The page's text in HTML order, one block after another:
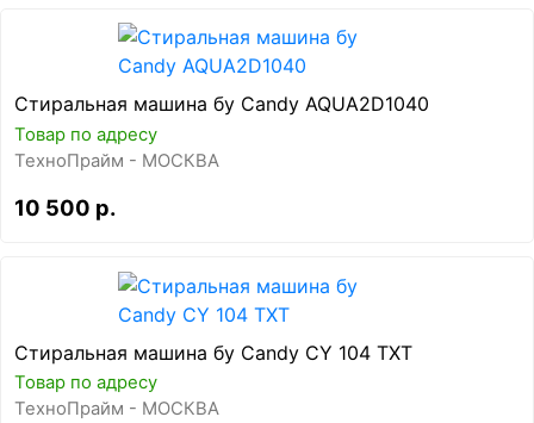
Стиральная машина бу Candy AQUA2D1040
Товар по адресу
ТехноПрайм - МОСКВА
10 500 р.
Стиральная машина бу Candy CY 104 TXT
Товар по адресу
ТехноПрайм - МОСКВА